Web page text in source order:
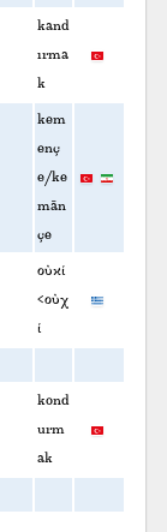
kand
ırma
k
kem
enç
e/ke
mān
çe
οὐκί
<οὐχ
ί
kond
urm
ak